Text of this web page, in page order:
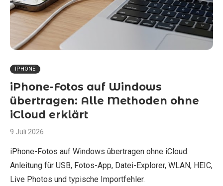
IPHONE
iPhone-Fotos auf Windows
übertragen: Alle Methoden ohne
iCloud erklärt
9 Juli 2026
iPhone-Fotos auf Windows übertragen ohne iCloud:
Anleitung für USB, Fotos-App, Datei-Explorer, WLAN, HEIC,
Live Photos und typische Importfehler.